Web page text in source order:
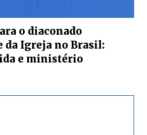
o diaconado
da Igreja no Brasil:
e ministério